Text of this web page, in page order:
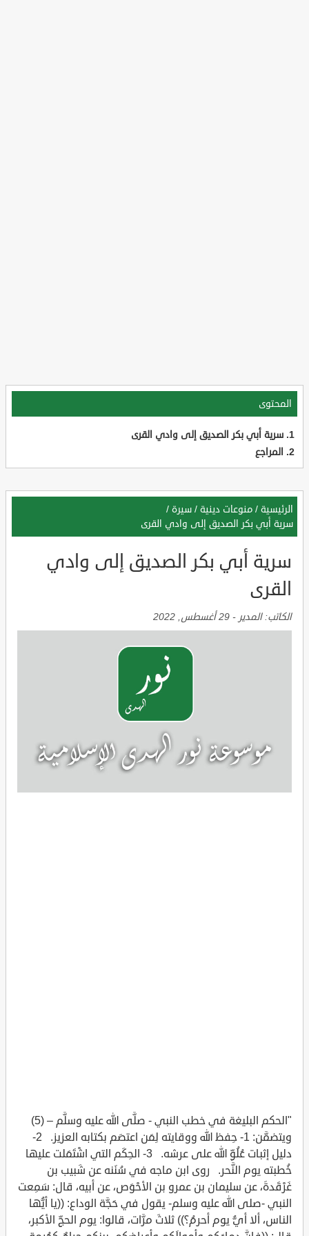
المحتوى
سرية أبي بكر الصديق إلى وادي القرى
المراجع
الرئيسية / منوعات دينية / سيرة /
سرية أبي بكر الصديق إلى وادي القرى
سرية أبي بكر الصديق إلى وادي
القرى
الكاتب:المدير - 29 أغسطس, 2022
"الحكم البليغة في خطب النبي - صلَّى الله عليه وسلَّم – (5)
ويتضمَّن: 1- حِفظ الله ووقايته لِمَن اعتصَم بكتابه العزيز. 2-
دليل إثبات عُلُوِّ الله على عرشه. 3- الحِكَم التي اشْتَمَلت عليها
خُطبته يوم النَّحر. روى ابن ماجه في سُنَنه عن شَبيب بن
غَرْقَدةَ، عن سليمان بن عمرو بن الأحْوَص، عن أبيه، قال: سَمِعت
النبي -صلى الله عليه وسلم- يقول في حَجَّة الوداع: ((يا أيُّها
الناس، ألا أيُّ يوم أحرمُ؟)) ثلاثَ مرَّات، قالوا: يوم الحجِّ الأكبر،